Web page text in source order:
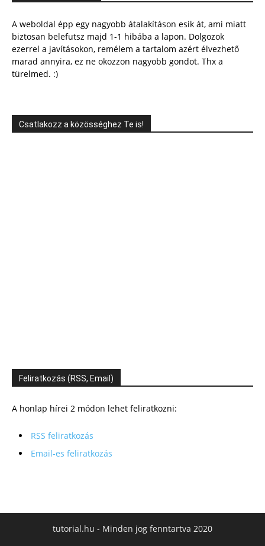
A weboldal épp egy nagyobb átalakításon esik át, ami miatt
biztosan belefutsz majd 1-1 hibába a lapon. Dolgozok
ezerrel a javításokon, remélem a tartalom azért élvezhető
marad annyira, ez ne okozzon nagyobb gondot. Thx a
türelmed. :)
Csatlakozz a közösséghez Te is!
Feliratkozás (RSS, Email)
A honlap hírei 2 módon lehet feliratkozni:
RSS feliratkozás
Email-es feliratkozás
tutorial.hu - Minden jog fenntartva 2020